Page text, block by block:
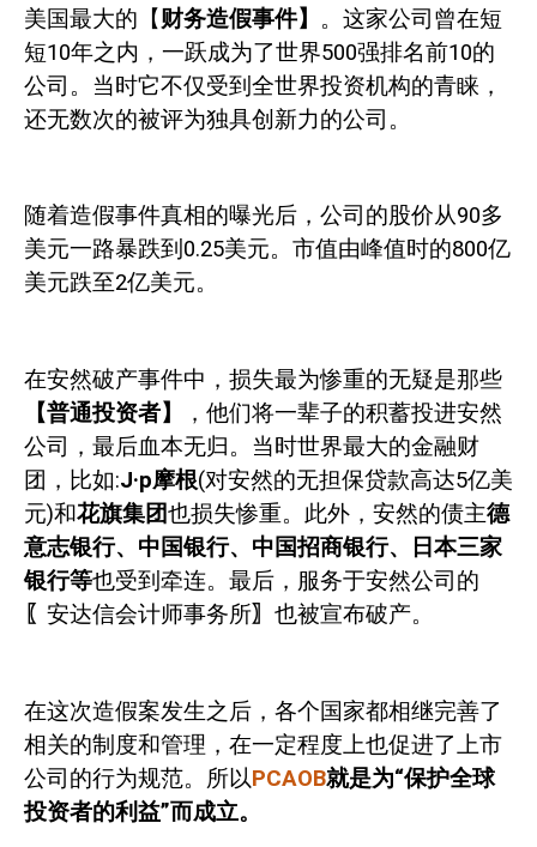
美国最大的【财务造假事件】 。这家公司曾在短
短10年之内，一跃成为了世界500强排名前10的
公司。当时它不仅受到全世界投资机构的青睐，
还无数次的被评为独具创新力的公司。
随着造假事件真相的曝光后，公司的股价从90多
美元一路暴跌到 0.25美元。市值由峰值时的800亿
美元跌至2亿美元。
在安然破产事件中，损失最为惨重的无疑是那些
【普通投资者】
，他们将一辈子的积蓄投进安然
公司，最后血本无归。当时世界最大的金融财
团，比如:J·p摩根(对安然的无担保贷款高达5亿美
元)和花旗集团也损失惨重。此外，安然的债主德
意志银行、中国银行、中国招商银行、日本三家
银行等也受到牵连。最后，服务于安然公司的
〖 安达信会计师事务所〗 也被宣布破产。
在这次造假案发生之后，各个国家都相继完善了
相关的制度和管理，在一定程度上也促进了上市
公司的行为规范。所以PCAOB就是为“保护全球
投资者的利益”而成立。